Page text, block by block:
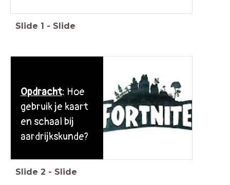
Slide 1 - Slide
Opdracht: Hoe
gebruik je kaart
en schaal bij
aardrijkskunde?
Slide 2 - Slide